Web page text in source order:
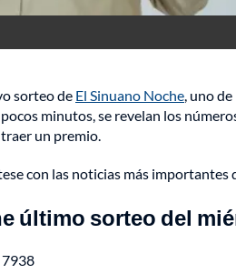
sorteo de El Sinuano Noche, uno
minutos, se revelan los
un premio.
con las noticias más importantes
último sorteo del
7938